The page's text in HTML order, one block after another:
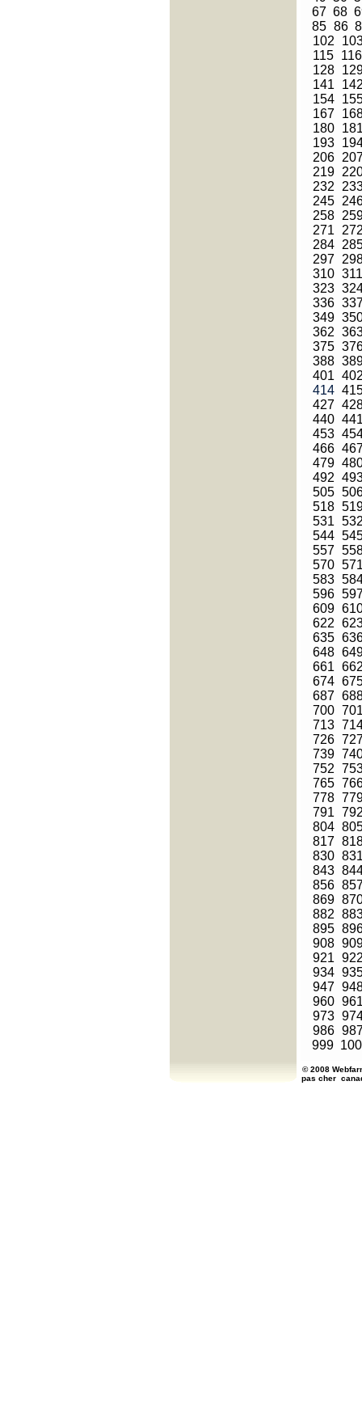
67 68
85 86
102
115
116
128
141
154
167
180
193
206
219
232
245
258
271
284
297
310 311
323
336
349
362
375
388
401
414
427
440
453
466
479
492
505
518
531
544
557
570
583
596
609
622
635
648
661
674
687
700
713
726
739
752
765
778
791
804
817
830
843
856
869
882
895
908
921
934
947
960
973
986
999
© 2008
pas cher